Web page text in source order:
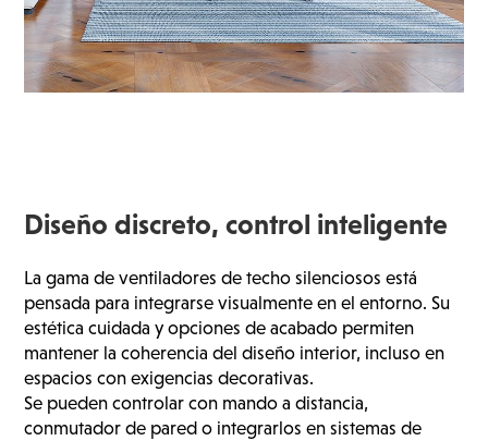
Diseño discreto, control inteligente
La gama de ventiladores de techo silenciosos está
pensada para integrarse visualmente en el entorno. Su
estética cuidada y opciones de acabado permiten
mantener la coherencia del diseño interior, incluso en
espacios con exigencias decorativas.
Se pueden controlar con mando a distancia,
conmutador de pared o integrarlos en sistemas de